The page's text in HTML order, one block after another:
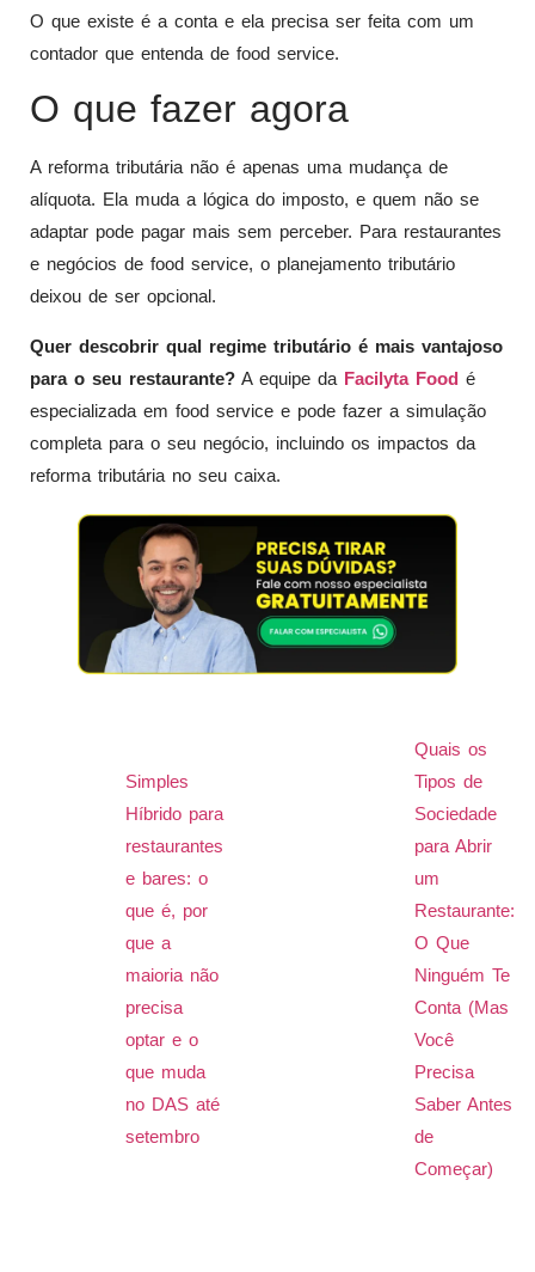
O que existe é a conta e ela precisa ser feita com um
contador que entenda de food service.
O que fazer agora
A reforma tributária não é apenas uma mudança de
alíquota. Ela muda a lógica do imposto, e quem não se
adaptar pode pagar mais sem perceber. Para restaurantes
e negócios de food service, o planejamento tributário
deixou de ser opcional.
Quer descobrir qual regime tributário é mais vantajoso
para o seu restaurante? A equipe da Facilyta Food é
especializada em food service e pode fazer a simulação
completa para o seu negócio, incluindo os impactos da
reforma tributária no seu caixa.
Simples
Híbrido para
restaurantes
e bares: o
que é, por
que a
maioria não
precisa
optar e o
que muda
no DAS até
setembro
Quais os
Tipos de
Sociedade
para Abrir
um
Restaurante:
O Que
Ninguém Te
Conta (Mas
Você
Precisa
Saber Antes
de
Começar)